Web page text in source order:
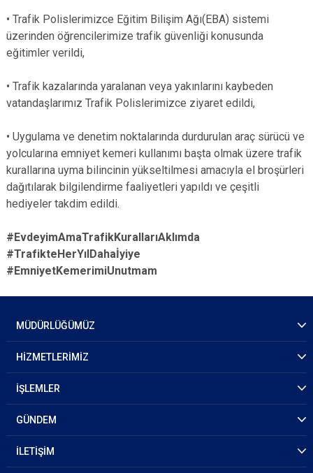
• Trafik Polislerimizce Eğitim Bilişim Ağı(EBA) sistemi
üzerinden öğrencilerimize trafik güvenliği konusunda
eğitimler verildi,
• Trafik kazalarında yaralanan veya yakınlarını kaybeden
vatandaşlarımız Trafik Polislerimizce ziyaret edildi,
• Uygulama ve denetim noktalarında durdurulan araç sürücü ve
yolcularına emniyet kemeri kullanımı başta olmak üzere trafik
kurallarına uyma bilincinin yükseltilmesi amacıyla el broşürleri
dağıtılarak bilgilendirme faaliyetleri yapıldı ve çeşitli
hediyeler takdim edildi.
#EvdeyimAmaTrafikKurallarıAklımda
#TrafikteHerYılDahaİyiye
#EmniyetKemerimiUnutmam
MÜDÜRLÜĞÜMÜZ
HİZMETLERİMİZ
İŞLEMLER
GÜNDEM
İLETİŞİM